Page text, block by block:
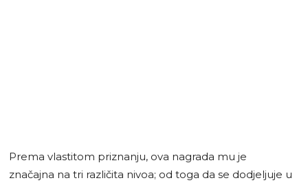
Prema vlastitom priznanju, ova nagrada mu je
značajna na tri različita nivoa; od toga da se dodjeljuje u